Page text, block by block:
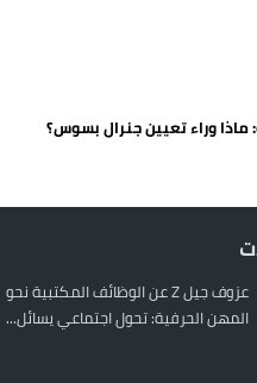
وراء تعيين جنرال بسوس؟
عزوف جيل Z عن الوظائف المكتبية نحو
المهن الحرفية: تحول اجتماعي يسائل...